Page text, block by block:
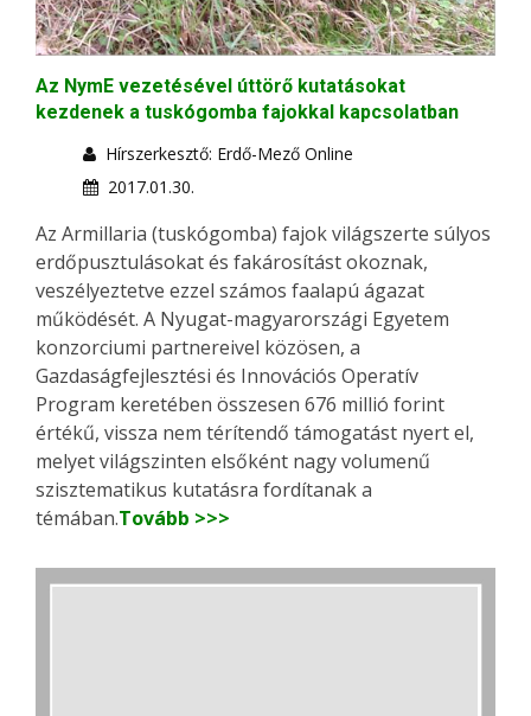
Az NymE vezetésével úttörő kutatásokat
kezdenek a tuskógomba fajokkal kapcsolatban
Hírszerkesztő: Erdő-Mező Online
2017.01.30.
Az Armillaria (tuskógomba) fajok világszerte súlyos
erdőpusztulásokat és fakárosítást okoznak,
veszélyeztetve ezzel számos faalapú ágazat
működését. A Nyugat-magyarországi Egyetem
konzorciumi partnereivel közösen, a
Gazdaságfejlesztési és Innovációs Operatív
Program keretében összesen 676 millió forint
értékű, vissza nem térítendő támogatást nyert el,
melyet világszinten elsőként nagy volumenű
szisztematikus kutatásra fordítanak a
témában.Tovább >>>